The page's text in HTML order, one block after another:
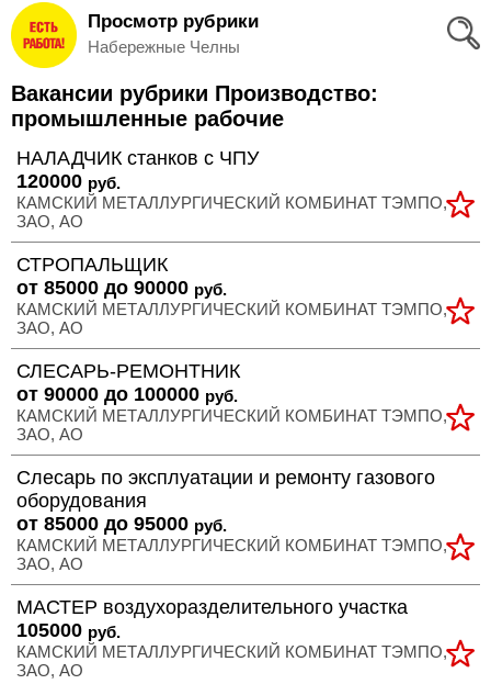
Вход
и
Избранное
Соискателям
Добавить
резюме
Работодателям
Добавить
вакансию
Полная
версия
Просмотр рубрики
Набережные Челны
Вакансии рубрики Производство:
промышленные рабочие
НАЛАДЧИК станков с ЧПУ
120000 руб.
КАМСКИЙ МЕТАЛЛУРГИЧЕСКИЙ КОМБИНАТ ТЭМПО,
ЗАО, АО
СТРОПАЛЬЩИК
от 85000 до 90000 руб.
КАМСКИЙ МЕТАЛЛУРГИЧЕСКИЙ КОМБИНАТ ТЭМПО,
ЗАО, АО
СЛЕСАРЬ-РЕМОНТНИК
от 90000 до 100000 руб.
КАМСКИЙ МЕТАЛЛУРГИЧЕСКИЙ КОМБИНАТ ТЭМПО,
ЗАО, АО
Слесарь по эксплуатации и ремонту газового
оборудования
от 85000 до 95000 руб.
КАМСКИЙ МЕТАЛЛУРГИЧЕСКИЙ КОМБИНАТ ТЭМПО,
ЗАО, АО
МАСТЕР воздухоразделительного участка
105000 руб.
КАМСКИЙ МЕТАЛЛУРГИЧЕСКИЙ КОМБИНАТ ТЭМПО,
ЗАО, АО